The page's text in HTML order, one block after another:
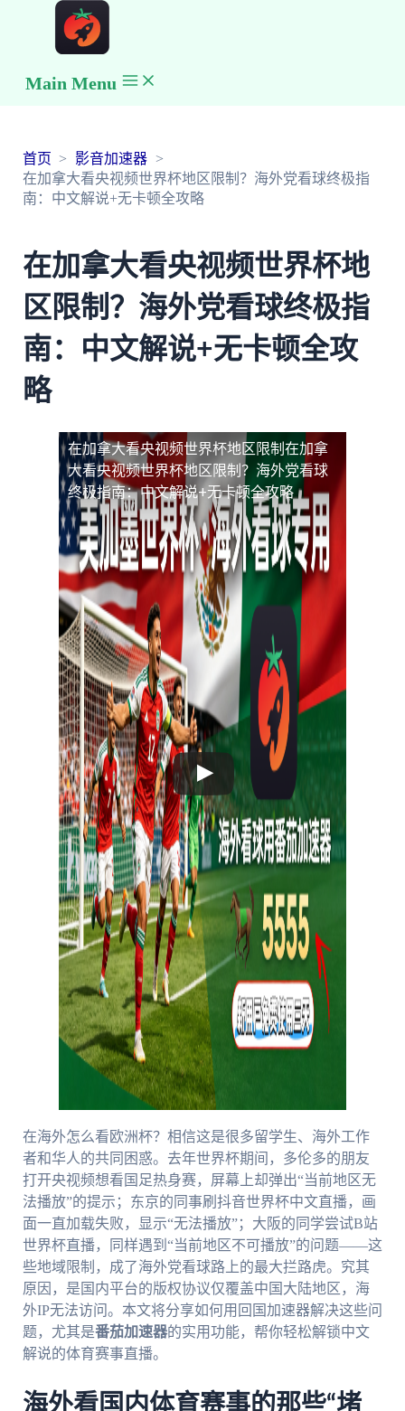
Main Menu
首页
影音加速器
在加拿大看央视频世界杯地区限制？海外党看球终极指
南：中文解说+无卡顿全攻略
在加拿大看央视频世界杯地
区限制？海外党看球终极指
南：中文解说+无卡顿全攻
略
在加拿大看央视频世界杯地区限制 在加拿
大看央视频世界杯地区限制？海外党看球
终极指南：中文解说+无卡顿全攻略
在海外怎么看欧洲杯？相信这是很多留学生、海外工作
者和华人的共同困惑。去年世界杯期间，多伦多的朋友
打开央视频想看国足热身赛，屏幕上却弹出“当前地区无
法播放”的提示；东京的同事刷抖音世界杯中文直播，画
面一直加载失败，显示“无法播放”；大阪的同学尝试B站
世界杯直播，同样遇到“当前地区不可播放”的问题——这
些地域限制，成了海外党看球路上的最大拦路虎。究其
原因，是国内平台的版权协议仅覆盖中国大陆地区，海
外IP无法访问。本文将分享如何用回国加速器解决这些问
题，尤其是番茄加速器的实用功能，帮你轻松解锁中文
解说的体育赛事直播。
海外看国内体育赛事的那些“堵